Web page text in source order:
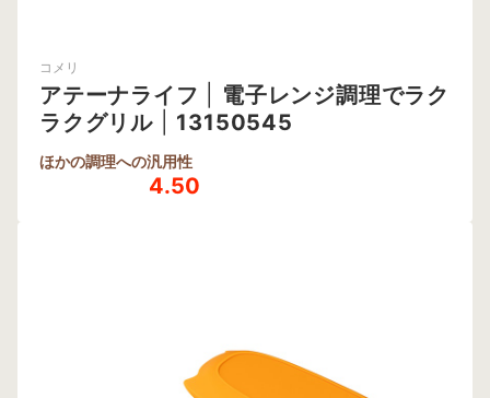
コメリ
アテーナライフ
電子レンジ調理でラク
ラクグリル
13150545
ほかの調理への汎用性
4.50